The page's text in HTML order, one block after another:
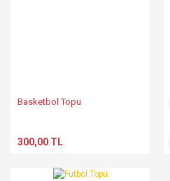
Basketbol Topu
300,00 TL